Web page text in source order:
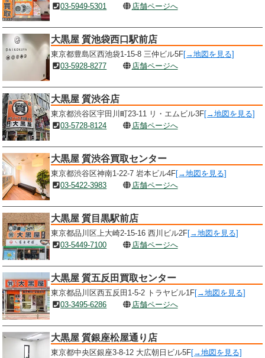
03-5949-5301
店舗ページへ
大黒屋 質池袋西口駅前店
東京都豊島区西池袋1-15-8 三仲ビル5F[→地図を見る]
03-5928-8277
店舗ページへ
大黒屋 質渋谷店
東京都渋谷区宇田川町23-11 リ・エムビル3F[→地図を見る]
03-5728-8124
店舗ページへ
大黒屋 質渋谷買取センター
東京都渋谷区神南1-22-7 岩本ビル4F[→地図を見る]
03-5422-3983
店舗ページへ
大黒屋 質目黒駅前店
東京都品川区上大崎2-15-16 西川ビル2F[→地図を見る]
03-5449-7100
店舗ページへ
大黒屋 質五反田買取センター
東京都品川区西五反田1-5-2 トラヤビル1F[→地図を見る]
03-3495-6286
店舗ページへ
大黒屋 質銀座松屋通り店
東京都中央区銀座3-8-12 大広朝日ビル5F[→地図を見る]